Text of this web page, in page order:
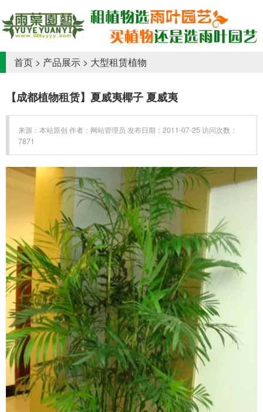
首页 > 产品展示 > 大型租赁植物
【成都植物租赁】夏威夷椰子 夏威夷
来源：本站原创 作者：网站管理员 发布日期：2011-07-25 访问次数：
7871